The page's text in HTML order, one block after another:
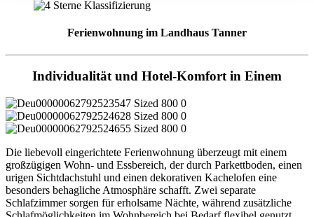
Ferienwohnung im Landhaus Tanner
Individualität und Hotel-Komfort in Einem
Die liebevoll eingerichtete Ferienwohnung überzeugt mit einem
großzügigen Wohn- und Essbereich, der durch Parkettboden, einen
urigen Sichtdachstuhl und einen dekorativen Kachelofen eine
besonders behagliche Atmosphäre schafft. Zwei separate
Schlafzimmer sorgen für erholsame Nächte, während zusätzliche